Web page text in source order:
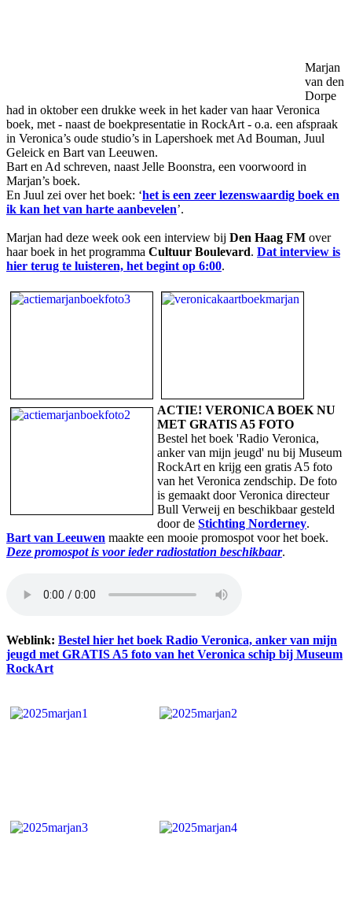
Marjan
van den
Dorpe
had in oktober een drukke week in het kader van haar Veronica
boek, met - naast de boekpresentatie in RockArt - o.a. een afspraak
in Veronica’s oude studio’s in Lapershoek met Ad Bouman, Juul
Geleick en Bart van Leeuwen.
Bart en Ad schreven, naast Jelle Boonstra, een voorwoord in
Marjan’s boek.
En Juul zei over het boek: ‘het is een zeer lezenswaardig boek en
ik kan het van harte aanbevelen’.
Marjan had deze week ook een interview bij Den Haag FM over
haar boek in het programma Cultuur Boulevard. Dat interview is
hier terug te luisteren, het begint op 6:00.
ACTIE! VERONICA BOEK NU
MET GRATIS A5 FOTO
Bestel het boek 'Radio Veronica,
anker van mijn jeugd' nu bij Museum
RockArt en krijg een gratis A5 foto
van het Veronica zendschip. De foto
is gemaakt door Veronica directeur
Bull Verweij en beschikbaar gesteld
door de Stichting Norderney.
Bart van Leeuwen maakte een mooie promospot voor het boek.
Deze promospot is voor ieder radiostation beschikbaar.
Weblink: Bestel hier het boek Radio Veronica, anker van mijn
jeugd met GRATIS A5 foto van het Veronica schip bij Museum
RockArt